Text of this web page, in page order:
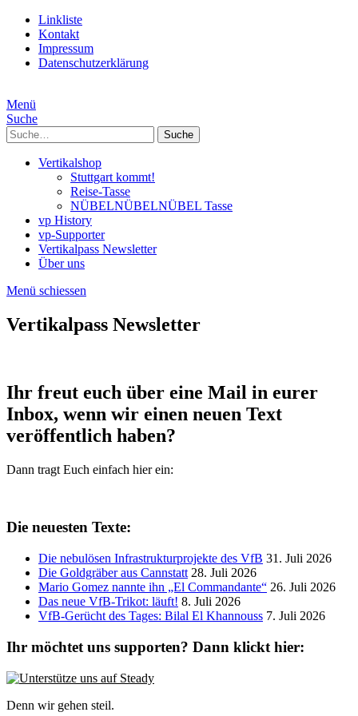
Linkliste
Kontakt
Impressum
Datenschutzerklärung
Menü
Suche
Suche
Vertikalshop
Stuttgart kommt!
Reise-Tasse
NÜBELNÜBELNÜBEL Tasse
vp History
vp-Supporter
Vertikalpass Newsletter
Über uns
Menü schiessen
Vertikalpass Newsletter
Ihr freut euch über eine Mail in eurer
Inbox, wenn wir einen neuen Text
veröffentlich haben?
Dann tragt Euch einfach hier ein:
Die neuesten Texte:
Die nebulösen Infrastrukturprojekte des VfB 31. Juli 2026
Die Goldgräber aus Cannstatt 28. Juli 2026
Mario Gomez nannte ihn „El Commandante“ 26. Juli 2026
Das neue VfB-Trikot: läuft! 8. Juli 2026
VfB-Gerücht des Tages: Bilal El Khannouss 7. Juli 2026
Ihr möchtet uns supporten? Dann klickt hier:
Denn wir gehen steil.